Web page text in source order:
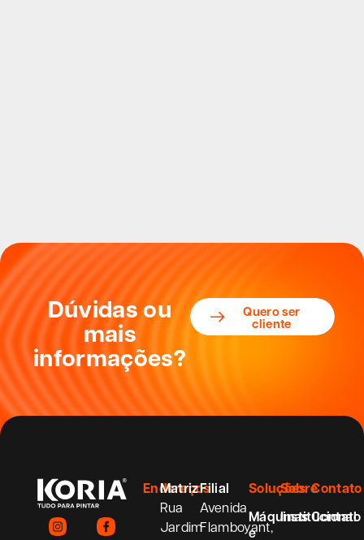
Dúvidas ou
mais
informações?
Quero ser
cliente
Endereços
Matriz
Rua
Jardim
Filial
Avenida
Flamboyant,
Soluções
Máquinas
e
Sobre
Institucional
Contato
Contato